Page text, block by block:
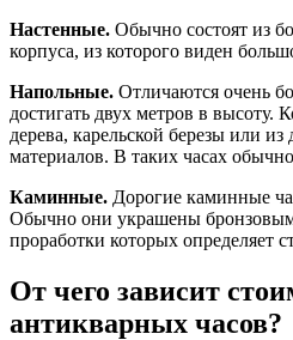
Настенные. Обычно состоят из
корпуса, из которого виден
Напольные. Отличаются очень
достигать двух метров в высоту.
дерева, карельской березы или
материалов. В таких часах
Каминные. Дорогие каминные
Обычно они украшены
проработки которых определяет
От чего зависит
антикварных часов?